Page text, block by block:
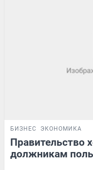
БИЗНЕС ЭКОНОМИКА
Правительство
должникам